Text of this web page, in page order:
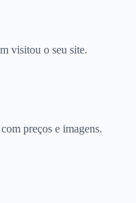
visitou o seu site.
preços e imagens.